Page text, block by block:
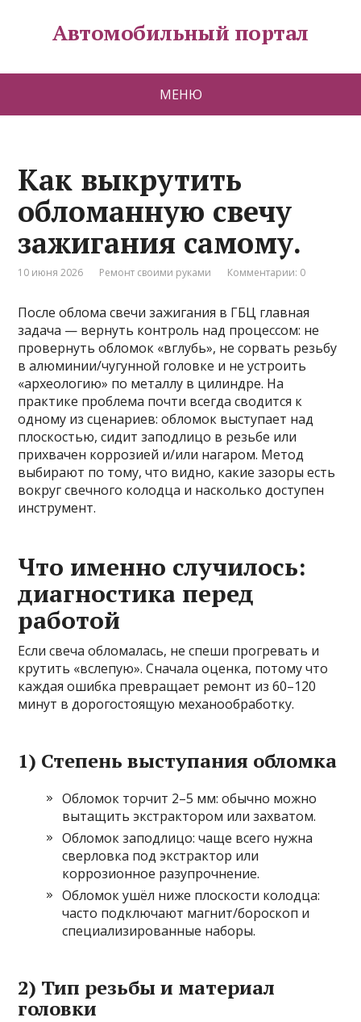
Автомобильный портал
МЕНЮ
Как выкрутить
обломанную свечу
зажигания самому.
10 июня 2026 Ремонт своими руками Комментарии: 0
После облома свечи зажигания в ГБЦ главная
задача — вернуть контроль над процессом: не
провернуть обломок «вглубь», не сорвать резьбу
в алюминии/чугунной головке и не устроить
«археологию» по металлу в цилиндре. На
практике проблема почти всегда сводится к
одному из сценариев: обломок выступает над
плоскостью, сидит заподлицо в резьбе или
прихвачен коррозией и/или нагаром. Метод
выбирают по тому, что видно, какие зазоры есть
вокруг свечного колодца и насколько доступен
инструмент.
Что именно случилось:
диагностика перед
работой
Если свеча обломалась, не спеши прогревать и
крутить «вслепую». Сначала оценка, потому что
каждая ошибка превращает ремонт из 60–120
минут в дорогостоящую механообработку.
1) Степень выступания обломка
Обломок торчит 2–5 мм: обычно можно
вытащить экстрактором или захватом.
Обломок заподлицо: чаще всего нужна
сверловка под экстрактор или
коррозионное разупрочнение.
Обломок ушёл ниже плоскости колодца:
часто подключают магнит/бороскоп и
специализированные наборы.
2) Тип резьбы и материал
головки